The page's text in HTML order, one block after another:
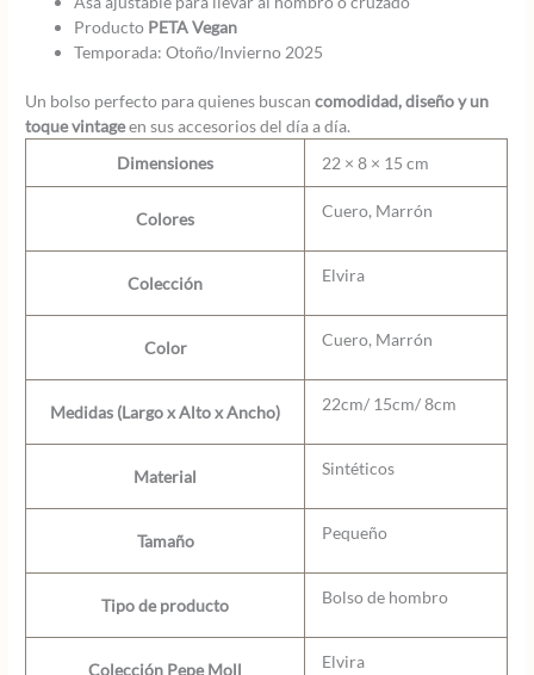
Producto PETA Vegan
Temporada: Otoño/Invierno 2025
Un bolso perfecto para quienes buscancomodidad, diseño y un
toque vintageen sus accesorios del día a día.
Dimensiones
22 × 8 × 15 cm
Colores Cuero, Marrón
Colección Elvira
Color Cuero, Marrón
Medidas (Largo x Alto x Ancho) 22cm/ 15cm/ 8cm
Material Sintéticos
Tamaño Pequeño
Tipo de producto Bolso de hombro
Colección Pepe Moll Elvira